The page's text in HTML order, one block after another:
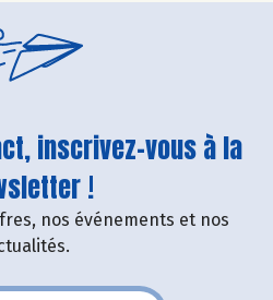
inscrivez-vous à la
!
nos événements et nos